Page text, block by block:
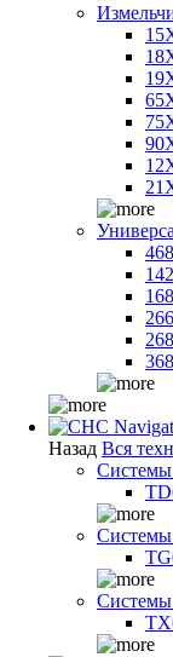
Назад Вся
Системы
Системы
Системы